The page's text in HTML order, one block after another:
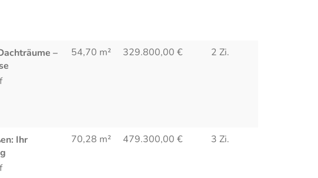
–
54,70 m² 329.800,00 € 2 Zi.
Ihr
70,28 m² 479.300,00 € 3 Zi.